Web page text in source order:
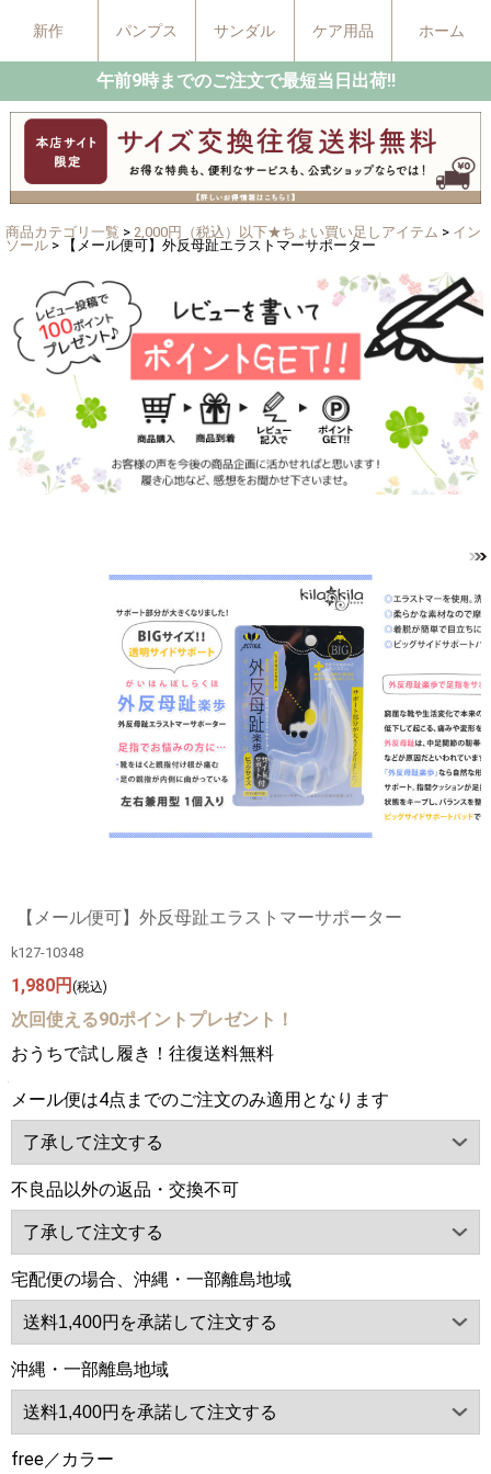
新作 パンプス サンダル ケア用品 ホーム
午前9時までのご注文で最短当日出荷!!
商品カテゴリ一覧 > 2,000円（税込）以下★ちょい買い足しアイテム > イン
ソール > 【メール便可】外反母趾エラストマーサポーター
【メール便可】外反母趾エラストマーサポーター
k127-10348
1,980円 (税込)
次回使える90ポイントプレゼント！
おうちで試し履き！往復送料無料
メール便は4点までのご注文のみ適用となります
不良品以外の返品・交換不可
宅配便の場合、沖縄・一部離島地域
沖縄・一部離島地域
free／カラー